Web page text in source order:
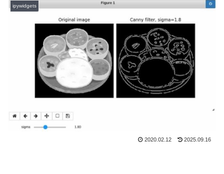
ipywidgets
2020.02.12 2025.09.16